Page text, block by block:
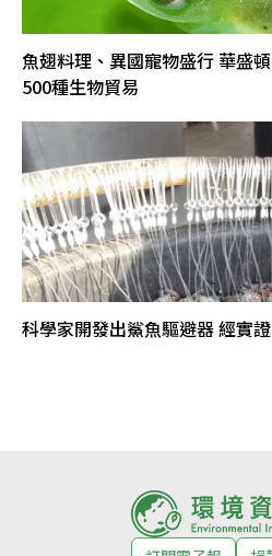
魚翅料理、異國寵物盛行 華盛
500種生物貿易
科學家開發出鯊魚驅避器 經實